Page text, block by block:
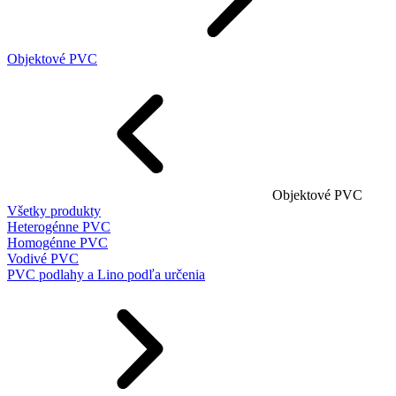
Objektové PVC
Objektové PVC
Všetky produkty
Heterogénne PVC
Homogénne PVC
Vodivé PVC
PVC podlahy a Lino podľa určenia